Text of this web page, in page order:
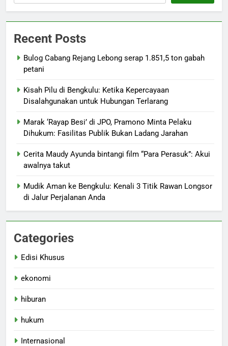
Recent Posts
Bulog Cabang Rejang Lebong serap 1.851,5 ton gabah
petani
Kisah Pilu di Bengkulu: Ketika Kepercayaan
Disalahgunakan untuk Hubungan Terlarang
Marak ‘Rayap Besi’ di JPO, Pramono Minta Pelaku
Dihukum: Fasilitas Publik Bukan Ladang Jarahan
Cerita Maudy Ayunda bintangi film “Para Perasuk”: Akui
awalnya takut
Mudik Aman ke Bengkulu: Kenali 3 Titik Rawan Longsor
di Jalur Perjalanan Anda
Categories
Edisi Khusus
ekonomi
hiburan
hukum
Internasional